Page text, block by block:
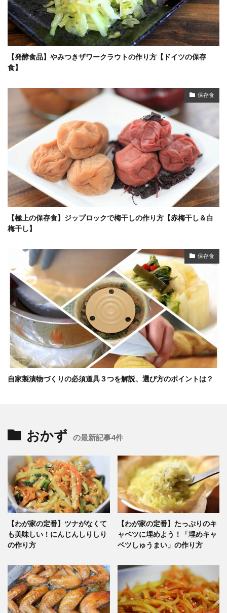
【発酵食品】やみつきザワークラウトの作り方【ドイツの保存
食】
保存食
【極上の保存食】ジップロックで梅干しの作り方【赤梅干し＆白
梅干し】
保存食
自家製漬物づくりの必須道具３つを解説、選び方のポイントは？
おかず の最新記事4件
【わが家の定番】ツナがなくて
も美味しい！にんじんしりしり
の作り方
【わが家の定番】たっぷりのキ
ャベツに埋めよう！「埋めキャ
ベツしゅうまい」の作り方